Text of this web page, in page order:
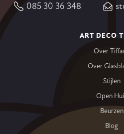
085 30 36 348
ART DECO
Over
Over
Stijlen
Open
Beurzen
Blog